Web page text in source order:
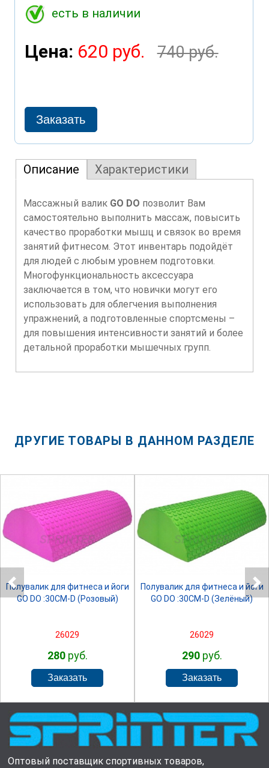
есть в наличии
Цена: 620 руб. 740 руб.
Описание Характеристики
Массажный валик GO DO позволит Вам
самостоятельно выполнить массаж, повысить
качество проработки мышц и связок во время
занятий фитнесом. Этот инвентарь подойдёт
для людей с любым уровнем подготовки.
Многофункциональность аксессуара
заключается в том, что новички могут его
использовать для облегчения выполнения
упражнений, а подготовленные спортсмены –
для повышения интенсивности занятий и более
детальной проработки мышечных групп.
ДРУГИЕ ТОВАРЫ В ДАННОМ РАЗДЕЛЕ
SPRINTER
Полувалик для фитнеса и йоги
GO DO :30СМ-D (Розовый)
26029
280руб.
SPRINTER
Полувалик для фитнеса и йоги
GO DO :30СМ-D (Зелёный)
26029
290руб.
Оптовый поставщик спортивных товаров,